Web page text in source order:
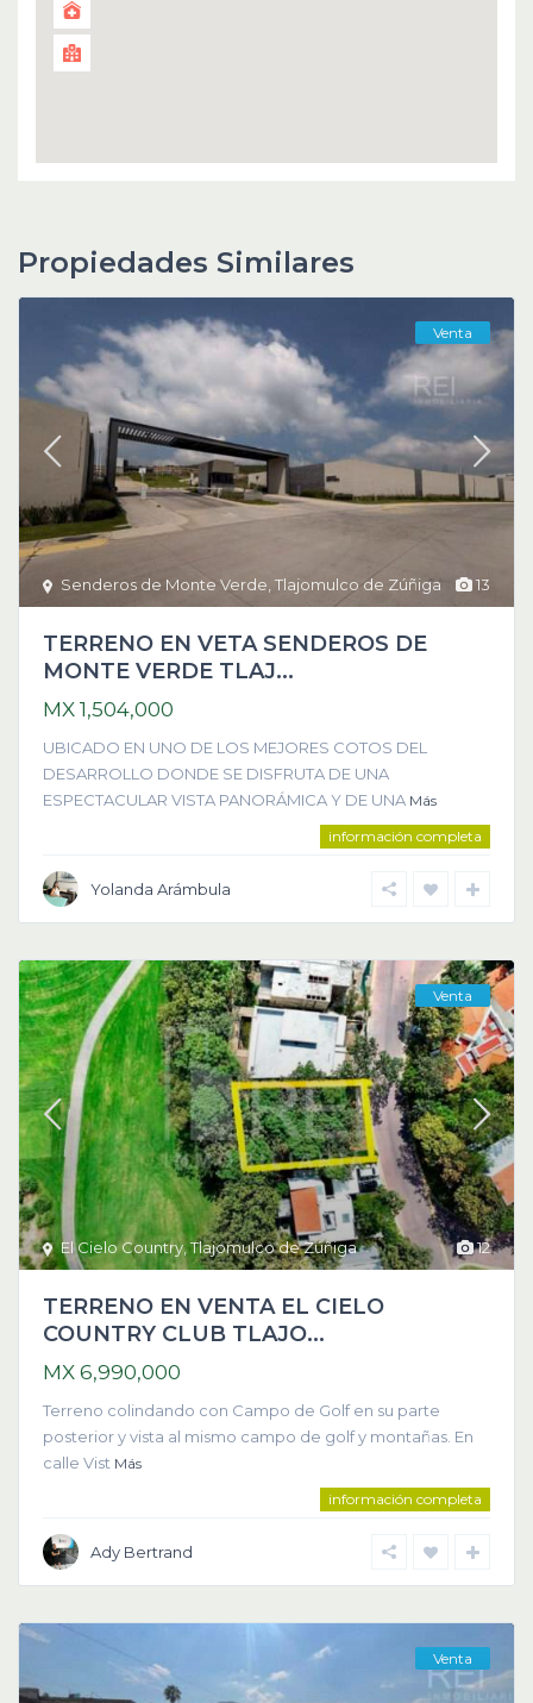
Propiedades Similares
13
Senderos de Monte Verde ,Tlajomulco de Zúñiga
Venta
TERRENO EN VETA SENDEROS DE
MONTE VERDE TLAJ...
MX 1,504,000
UBICADO EN UNO DE LOS MEJORES COTOS DEL
DESARROLLO DONDE SE DISFRUTA DE UNA
ESPECTACULAR VISTA PANORÁMICA Y DE UNA Más
información completa
Yolanda Arámbula
12
El Cielo Country,Tlajomulco de Zúñiga
Venta
TERRENO EN VENTA EL CIELO
COUNTRY CLUB TLAJO...
MX 6,990,000
Terreno colindando con Campo de Golf en su parte
posterior y vista al mismo campo de golf y montañas. En
calle Vist Más
información completa
Ady Bertrand
Venta